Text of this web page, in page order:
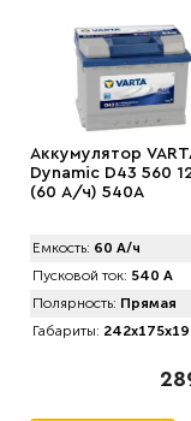
Аккумулятор
Dynamic D43 560
(60 А/ч) 540А
Емкость: 60 А/ч
Пусковой ток: 540 А
Полярность: Прямая
Габариты: